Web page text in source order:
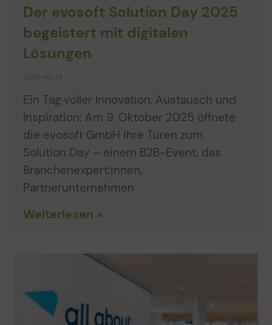
Der evosoft Solution Day 2025
begeistert mit digitalen
Lösungen
Ein Tag voller Innovation, Austausch und
Inspiration: Am 9. Oktober 2025 öffnete
die evosoft GmbH ihre Türen zum
Solution Day – einem B2B-Event, das
Branchenexpert:innen,
Partnerunternehmen
Weiterlesen »